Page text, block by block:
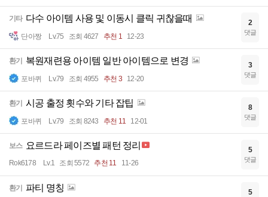
기타 다수 아이템 사용 및 이동시 클릭 귀찮을때
단아짱 Lv.75 조회 4627 추천 1 12-23
2
댓글
환기 복원재련용 아이템 일반 아이템으로 변경
포바퀴 Lv.79 조회 4955 추천 3 12-20
3
댓글
환기 시공 출정 횟수와 기타 잡팁
포바퀴 Lv.79 조회 8243 추천 11 12-01
8
댓글
보스 요르드라 페이즈별 패턴 정리
Rok6178 Lv.1 조회 5572 추천 11 11-26
5
댓글
환기 파티 명칭 5